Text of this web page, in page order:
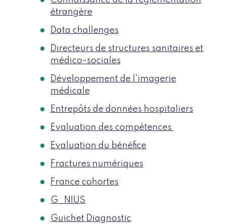
étrangère
Data challenges
Directeurs de structures sanitaires et
médico-sociales
Développement de l'imagerie
médicale
Entrepôts de données hospitaliers
Evaluation des compétences
Evaluation du bénéfice
Fractures numériques
France cohortes
G_NIUS
Guichet Diagnostic